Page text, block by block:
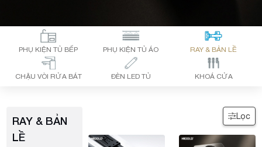
PHỤ KIỆN TỦ BẾP PHỤ KIỆN TỦ ÁO RAY & BẢN LỀ
CHẬU VÒI RỬA BÁT ĐÈN LED TỦ KHOÁ CỬA
RAY & BẢN
LỀ
Lọc